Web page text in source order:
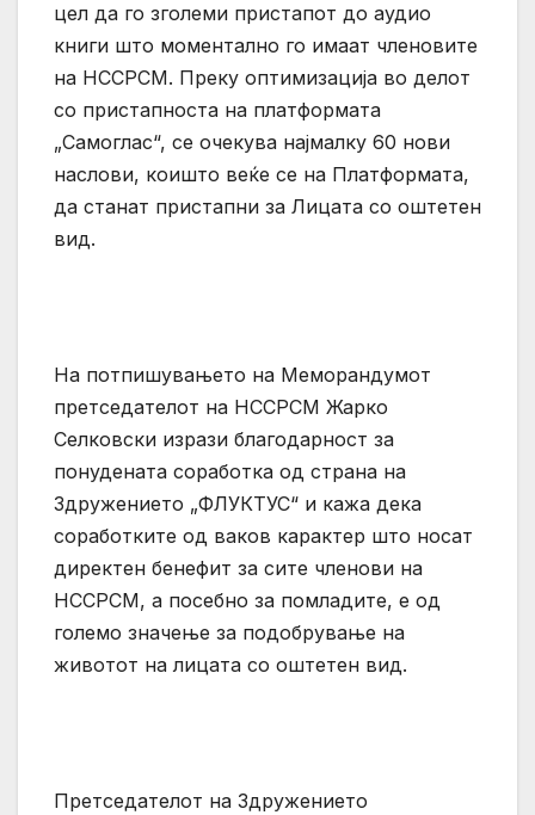
цел да го зголеми пристапот до аудио
книги што моментално го имаат членовите
на НССРСМ. Преку оптимизација во делот
со пристапноста на платформата
„Самоглас“, се очекува најмалку 60 нови
наслови, коишто веќе се на Платформата,
да станат пристапни за Лицата со оштетен
вид.
На потпишувањето на Меморандумот
претседателот на НССРСМ Жарко
Селковски изрази благодарност за
понудената соработка од страна на
Здружението „ФЛУКТУС“ и кажа дека
соработките од ваков карактер што носат
директен бенефит за сите членови на
НССРСМ, а посебно за помладите, е од
големо значење за подобрување на
животот на лицата со оштетен вид.
Претседателот на Здружението